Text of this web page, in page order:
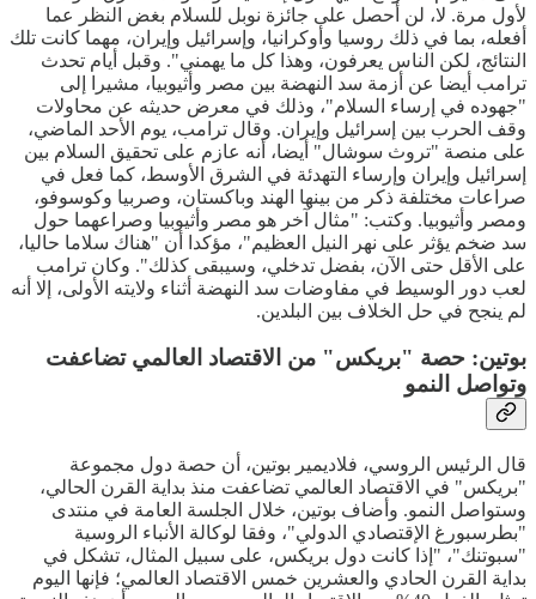
لأول مرة. لا، لن أحصل على جائزة نوبل للسلام بغض النظر عما
أفعله، بما في ذلك روسيا وأوكرانيا، وإسرائيل وإيران، مهما كانت تلك
النتائج، لكن الناس يعرفون، وهذا كل ما يهمني". وقبل أيام تحدث
ترامب أيضا عن أزمة سد النهضة بين مصر وأثيوبيا، مشيرا إلى
"جهوده في إرساء السلام"، وذلك في معرض حديثه عن محاولات
وقف الحرب بين إسرائيل وإيران. وقال ترامب، يوم الأحد الماضي،
على منصة "تروث سوشال" أيضا، أنه عازم على تحقيق السلام بين
إسرائيل وإيران وإرساء التهدئة في الشرق الأوسط، كما فعل في
صراعات مختلفة ذكر من بينها الهند وباكستان، وصربيا وكوسوفو،
ومصر وأثيوبيا. وكتب: "مثال آخر هو مصر وأثيوبيا وصراعهما حول
سد ضخم يؤثر على نهر النيل العظيم"، مؤكدا أن "هناك سلاما حاليا،
على الأقل حتى الآن، بفضل تدخلي، وسيبقى كذلك". وكان ترامب
لعب دور الوسيط في مفاوضات سد النهضة أثناء ولايته الأولى، إلا أنه
لم ينجح في حل الخلاف بين البلدين.
بوتين: حصة "بريكس" من الاقتصاد العالمي تضاعفت
وتواصل النمو
قال الرئيس الروسي، فلاديمير بوتين، أن حصة دول مجموعة
"بريكس" في الاقتصاد العالمي تضاعفت منذ بداية القرن الحالي،
وستواصل النمو. وأضاف بوتين، خلال الجلسة العامة في منتدى
"بطرسبورغ الإقتصادي الدولي"، وفقا لوكالة الأنباء الروسية
"سبوتنك"، "إذا كانت دول بريكس، على سبيل المثال، تشكل في
بداية القرن الحادي والعشرين خمس الاقتصاد العالمي؛ فإنها اليوم